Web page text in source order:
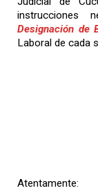
instrucciones
Designación de
Laboral de cada
Atentamente: